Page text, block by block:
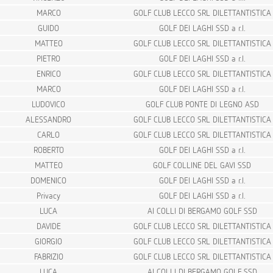
MARCO
GOLF CLUB LECCO SRL DILETTANTISTICA
GUIDO
GOLF DEI LAGHI SSD a r.l.
MATTEO
GOLF CLUB LECCO SRL DILETTANTISTICA
PIETRO
GOLF DEI LAGHI SSD a r.l.
ENRICO
GOLF CLUB LECCO SRL DILETTANTISTICA
MARCO
GOLF DEI LAGHI SSD a r.l.
LUDOVICO
GOLF CLUB PONTE DI LEGNO ASD
ALESSANDRO
GOLF CLUB LECCO SRL DILETTANTISTICA
CARLO
GOLF CLUB LECCO SRL DILETTANTISTICA
ROBERTO
GOLF DEI LAGHI SSD a r.l.
MATTEO
GOLF COLLINE DEL GAVI SSD
DOMENICO
GOLF DEI LAGHI SSD a r.l.
Privacy
GOLF DEI LAGHI SSD a r.l.
LUCA
AI COLLI DI BERGAMO GOLF SSD
DAVIDE
GOLF CLUB LECCO SRL DILETTANTISTICA
GIORGIO
GOLF CLUB LECCO SRL DILETTANTISTICA
FABRIZIO
GOLF CLUB LECCO SRL DILETTANTISTICA